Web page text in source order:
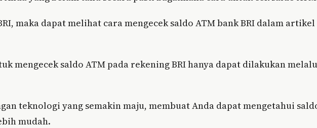
maka dapat melihat cara mengecek saldo ATM bank BRI dalam artikel
mengecek saldo ATM pada rekening BRI hanya dapat dilakukan
teknologi yang semakin maju, membuat Anda dapat mengetahui
mudah.